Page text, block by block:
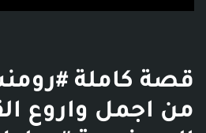
قصة كاملة
من اجمل واروع